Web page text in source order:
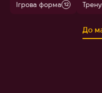
Ігрова форма 12
До